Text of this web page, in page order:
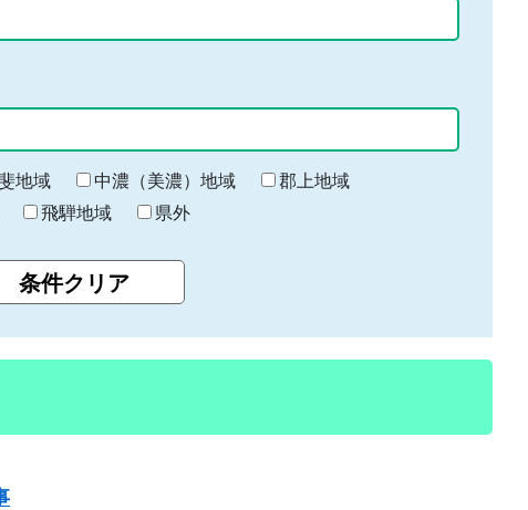
地域 中濃（美濃）地域
郡上地域
飛騨地域 県外